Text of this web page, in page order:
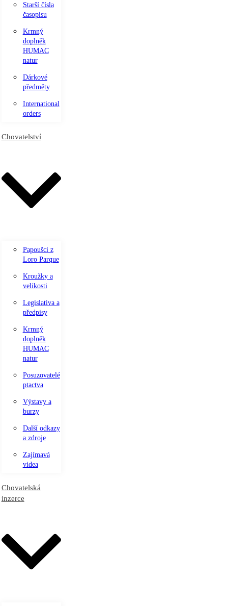
Starší čísla
časopisu
Krmný
doplněk
HUMAC
natur
Dárkové
předměty
International
orders
Chovatelství
Papoušci z
Loro Parque
Kroužky a
velikosti
Legislativa a
předpisy
Krmný
doplněk
HUMAC
natur
Posuzovatelé
ptactva
Výstavy a
burzy
Další odkazy
a zdroje
Zajímavá
videa
Chovatelská
inzerce